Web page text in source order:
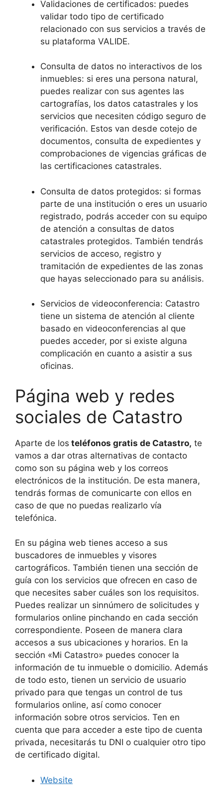
Validaciones de certificados: puedes
validar todo tipo de certificado
relacionado con sus servicios a través de
su plataforma VALIDE.
Consulta de datos no interactivos de los
inmuebles: si eres una persona natural,
puedes realizar con sus agentes las
cartografías, los datos catastrales y los
servicios que necesiten código seguro de
verificación. Estos van desde cotejo de
documentos, consulta de expedientes y
comprobaciones de vigencias gráficas de
las certificaciones catastrales.
Consulta de datos protegidos: si formas
parte de una institución o eres un usuario
registrado, podrás acceder con su equipo
de atención a consultas de datos
catastrales protegidos. También tendrás
servicios de acceso, registro y
tramitación de expedientes de las zonas
que hayas seleccionado para su análisis.
Servicios de videoconferencia: Catastro
tiene un sistema de atención al cliente
basado en videoconferencias al que
puedes acceder, por si existe alguna
complicación en cuanto a asistir a sus
oficinas.
Página web y redes
sociales de Catastro
Aparte de los teléfonos gratis de Catastro, te
vamos a dar otras alternativas de contacto
como son su página web y los correos
electrónicos de la institución. De esta manera,
tendrás formas de comunicarte con ellos en
caso de que no puedas realizarlo vía
telefónica.
En su página web tienes acceso a sus
buscadores de inmuebles y visores
cartográficos. También tienen una sección de
guía con los servicios que ofrecen en caso de
que necesites saber cuáles son los requisitos.
Puedes realizar un sinnúmero de solicitudes y
formularios online pinchando en cada sección
correspondiente. Poseen de manera clara
accesos a sus ubicaciones y horarios. En la
sección «Mi Catastro» puedes conocer la
información de tu inmueble o domicilio. Además
de todo esto, tienen un servicio de usuario
privado para que tengas un control de tus
formularios online, así como conocer
información sobre otros servicios. Ten en
cuenta que para acceder a este tipo de cuenta
privada, necesitarás tu DNI o cualquier otro tipo
de certificado digital.
Website